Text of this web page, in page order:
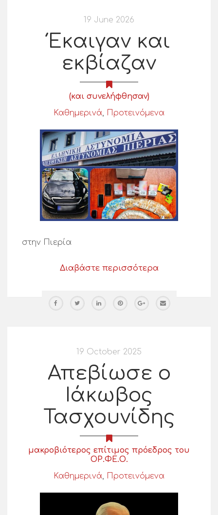
19 June 2026
Έκαιγαν και
εκβίαζαν
(και συνελήφθησαν)
Καθημερινά, Προτεινόμενα
στην Πιερία
Διαβάστε περισσότερα
19 October 2025
Απεβίωσε ο
Ιάκωβος
Τασχουνίδης
μακροβιότερος επίτιμος πρόεδρος του
ΟΡ.ΦΕ.Ο.
Καθημερινά, Προτεινόμενα